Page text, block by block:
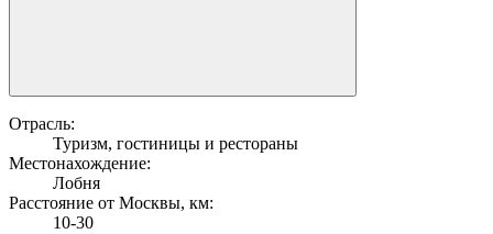
Отрасль:
Туризм, гостиницы и рестораны
Местонахождение:
Лобня
Расстояние от Москвы, км:
10-30